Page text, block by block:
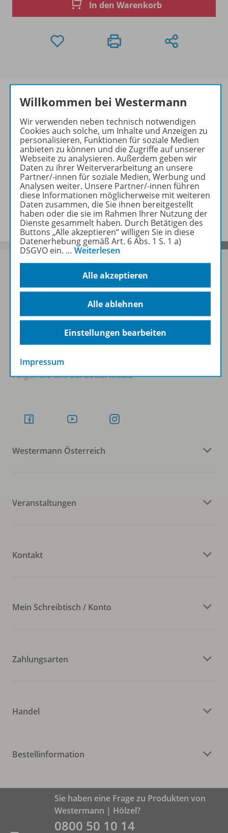
In den Warenkorb
Produktinformationen
Beschreibung
Zugehörige Produkte
Sofort profitieren
Folgen Sie uns auf Social Media
Westermann Österreich
Veranstaltungen
Kontakt
Mein Schreibtisch / Konto
Zahlungsarten
Handel
Bestellinformation
Sie haben eine Frage zu Produkten von
Westermann | Hölzel?
0800 50 10 14
Willkommen bei Westermann
Wir verwenden neben technisch notwendigen
Cookies auch solche, um Inhalte und Anzeigen zu
personalisieren, Funktionen für soziale Medien
anbieten zu können und die Zugriffe auf unserer
Webseite zu analysieren. Außerdem geben wir
Daten zu ihrer Weiterverarbeitung an unsere
Partner/-innen für soziale Medien, Werbung und
Analysen weiter. Unsere Partner/-innen führen
diese Informationen möglicherweise mit weiteren
Daten zusammen, die Sie ihnen bereitgestellt
haben oder die sie im Rahmen Ihrer Nutzung der
Dienste gesammelt haben. Durch Betätigen des
Buttons „Alle akzeptieren“ willigen Sie in diese
Datenerhebung gemäß Art. 6 Abs. 1 S. 1 a)
DSGVO ein. … Weiterlesen
Alle akzeptieren
Alle ablehnen
Einstellungen bearbeiten
Impressum